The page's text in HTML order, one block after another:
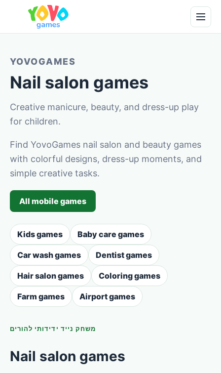
YOVOGAMES
Nail salon games
Creative manicure, beauty, and dress-up play
for children.
Find YovoGames nail salon and beauty games
with colorful designs, dress-up moments, and
simple creative tasks.
All mobile games
Kids games Baby care games
Car wash games Dentist games
Hair salon games Coloring games
Farm games Airport games
משחק נייד ידידותי להורים
Nail salon games